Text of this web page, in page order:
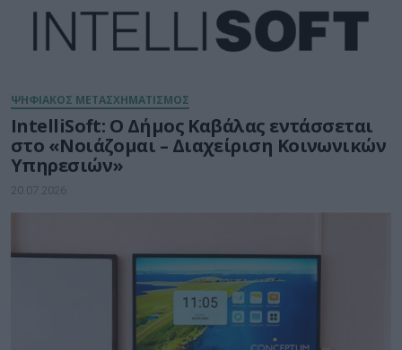
ΨΗΦΙΑΚΟΣ ΜΕΤΑΣΧΗΜΑΤΙΣΜΟΣ
IntelliSoft: Ο Δήμος Καβάλας εντάσσεται
στο «Νοιάζομαι – Διαχείριση Κοινωνικών
Υπηρεσιών»
20.07.2026